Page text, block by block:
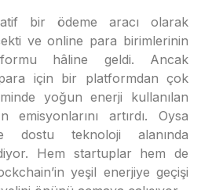
bir ödeme aracı olarak
ve online para birimlerinin
hâline geldi. Ancak
için bir platformdan çok
yoğun enerji kullanılan
artırdı. Oysa
dostu teknoloji alanında
Hem startuplar hem de
yeşil enerjiye geçişi